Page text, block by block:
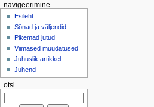
navigeerimine
Esileht
Sõnad ja väljendid
Pikemad jutud
Viimased muudatused
Juhuslik artikkel
Juhend
otsi